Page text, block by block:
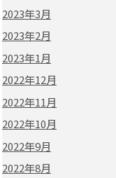
2023年3月
2023年2月
2023年1月
2022年12月
2022年11月
2022年10月
2022年9月
2022年8月